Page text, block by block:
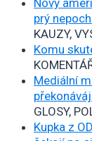
Nový
prý
KAUZY,
Komu
Mediální
GLOSY,
Kupka z